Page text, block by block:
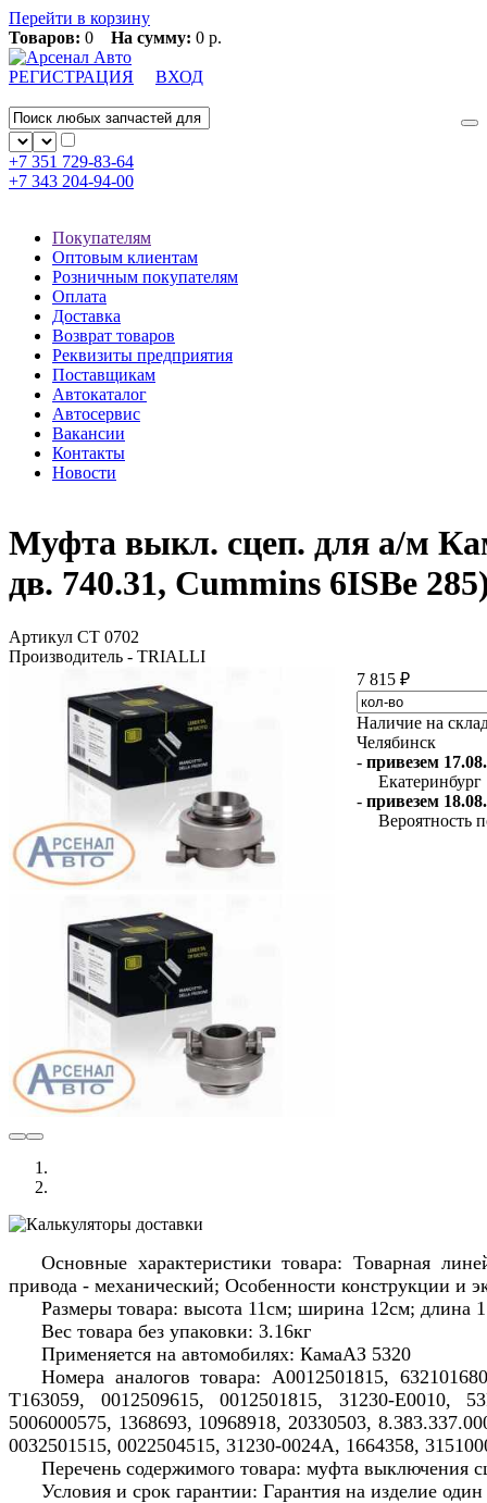
Перейти в корзину
Товаров: 0 На сумму: 0 р.
РЕГИСТРАЦИЯ ВХОД
+7 351 729-83-64
+7 343 204-94-00
Покупателям
Оптовым клиентам
Розничным покупателям
Оплата
Доставка
Возврат товаров
Реквизиты предприятия
Поставщикам
Автокаталог
Автосервис
Вакансии
Контакты
Новости
Муфта выкл. сцеп. для а/м
дв. 740.31, Cummins 6ISBe
Артикул CT 0702
Производитель - TRIALLI
7 815 ₽
Наличие на
Челябинск
- привезем
Екатеринбург
- привезем
Вероятность
Основные характеристики товара: Товарная
привода - механический; Особенности конструкции и
Размеры товара: высота 11см; ширина 12см; длина
Вес товара без упаковки: 3.16кг
Применяется на автомобилях: КамаАЗ 5320
Номера аналогов товара: A0012501815,
T163059, 0012509615, 0012501815, 31230-E0010,
5006000575, 1368693, 10968918, 20330503,
0032501515, 0022504515, 31230-0024A, 1664358,
Перечень содержимого товара: муфта выключения
Условия и срок гарантии: Гарантия на изделие